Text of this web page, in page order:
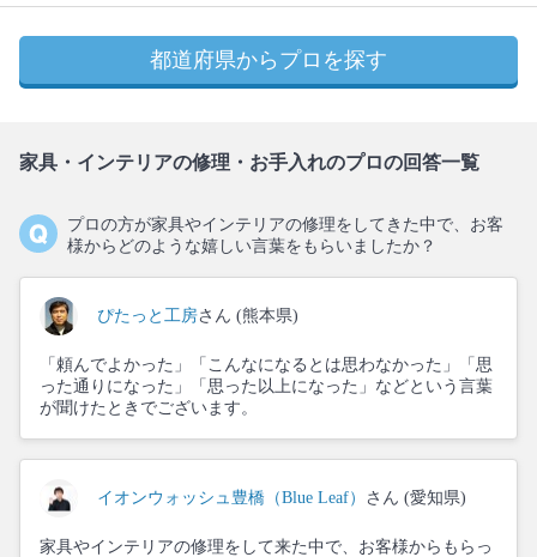
都道府県からプロを探す
家具・インテリアの修理・お手入れのプロの回答一覧
プロの方が家具やインテリアの修理をしてきた中で、お客
様からどのような嬉しい言葉をもらいましたか？
ぴたっと工房さん (熊本県)
「頼んでよかった」「こんなになるとは思わなかった」「思
った通りになった」「思った以上になった」などという言葉
が聞けたときでございます。
イオンウォッシュ豊橋（Blue Leaf） さん (愛知県)
家具やインテリアの修理をして来た中で、お客様からもらっ